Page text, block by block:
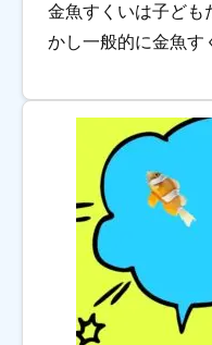
金魚すくいは子ども
かし一般的に金魚す
ね。それにはきちん
金魚すくいで […]